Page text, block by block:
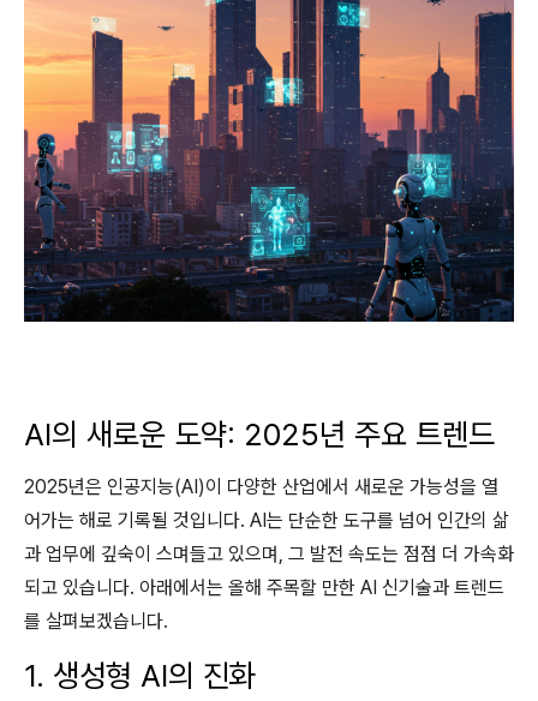
AI의 새로운 도약: 2025년 주요 트렌드
2025년은 인공지능(AI)이 다양한 산업에서 새로운 가능성을 열
어가는 해로 기록될 것입니다. AI는 단순한 도구를 넘어 인간의 삶
과 업무에 깊숙이 스며들고 있으며, 그 발전 속도는 점점 더 가속화
되고 있습니다. 아래에서는 올해 주목할 만한 AI 신기술과 트렌드
를 살펴보겠습니다.
1. 생성형 AI의 진화